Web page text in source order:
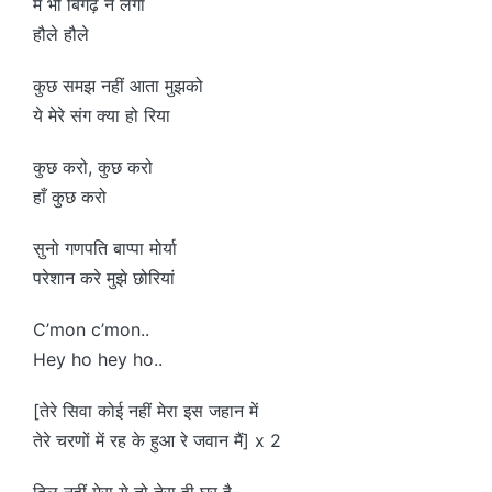
हौले हौले
कुछ समझ नहीं आता मुझको
ये मेरे संग क्या हो रिया
कुछ करो, कुछ करो
हाँ कुछ करो
सुनो गणपति बाप्पा मोर्या
परेशान करे मुझे छोरियां
C’mon c’mon..
Hey ho hey ho..
[तेरे सिवा कोई नहीं मेरा इस जहान में
तेरे चरणों में रह के हुआ रे जवान मैं] x 2